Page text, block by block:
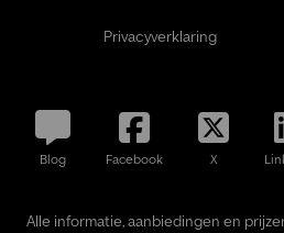
Privacyverklaring
Blog Facebook X
Alle informatie, aanbiedingen en